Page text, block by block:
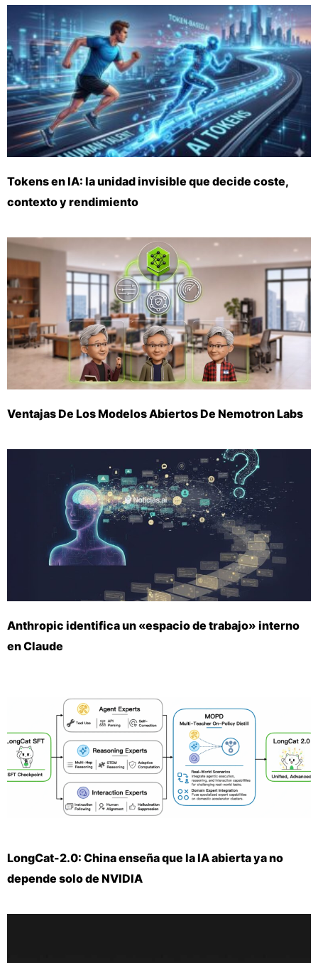
Tokens en IA: la unidad invisible que decide coste,
contexto y rendimiento
Ventajas De Los Modelos Abiertos De Nemotron Labs
Anthropic identifica un «espacio de trabajo» interno
en Claude
LongCat-2.0: China enseña que la IA abierta ya no
depende solo de NVIDIA